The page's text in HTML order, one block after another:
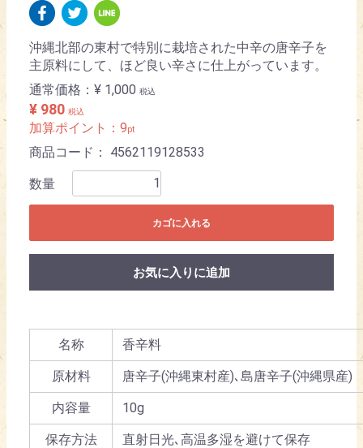
沖縄北部の東村で特別に栽培された中辛の唐辛子を
主原料にして、ほど良い辛さに仕上がっています。
通常価格： ¥ 1,000 税込
¥ 980 税込
加算ポイント： 9pt
商品コード： 4562119128533
数量
カゴに入れる
お気に入りに追加
名称 香辛料
原材料 唐辛子(沖縄東村産)､島唐辛子(沖縄県産)
内容量 10g
保存方法 直射日光､高温多湿を避けて保存